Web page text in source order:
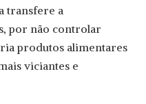
transfere a
por não controlar
produtos alimentares
viciantes e